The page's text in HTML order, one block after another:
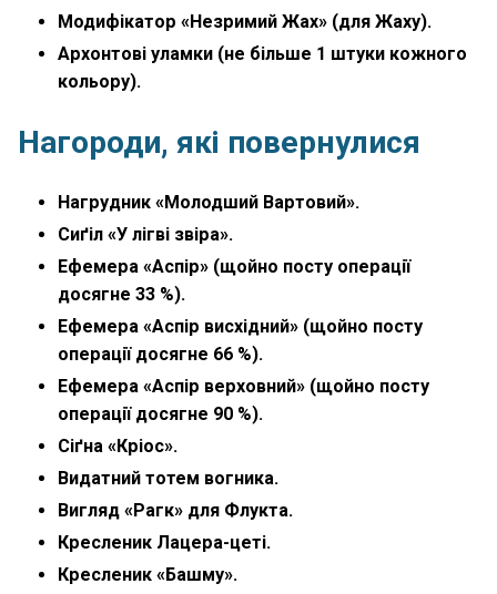
Модифікатор «Незримий Жах» (для Жаху).
Архонтові уламки (не більше 1 штуки кожного
кольору).
Нагороди, які повернулися
Нагрудник «Молодший Вартовий».
Сиґіл «У лігві звіра».
Ефемера «Аспір» (щойно посту операції
досягне 33 %).
Ефемера «Аспір висхідний» (щойно посту
операції досягне 66 %).
Ефемера «Аспір верховний» (щойно посту
операції досягне 90 %).
Сіґна «Кріос».
Видатний тотем вогника.
Вигляд «Рагк» для Флукта.
Кресленик Лацера-цеті.
Кресленик «Башму».